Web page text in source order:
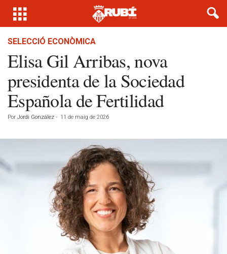
SELECCIÓ ECONÒMICA
Elisa Gil Arribas, nova
presidenta de la Sociedad
Española de Fertilidad
Por Jordi González - 11 de maig de 2026